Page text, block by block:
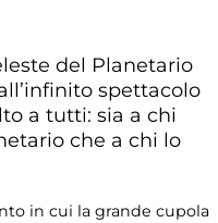
del Planetario
spettacolo
a tutti: sia a chi
che a chi lo
in cui la grande cupola